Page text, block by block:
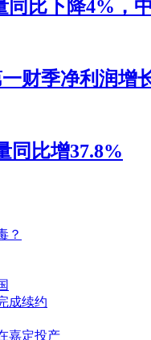
同比下降4%，
一财季净利润
同比增37.8%
？
成续约
嘉定投产